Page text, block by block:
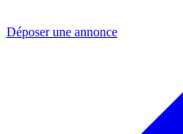
Déposer une annonce